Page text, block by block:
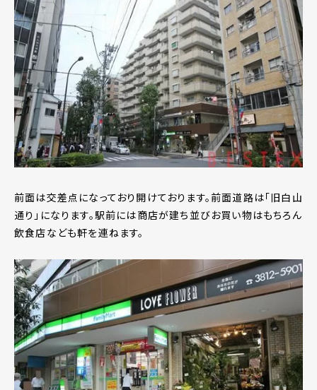
前面は交差点になっており開けております。前面道路は「旧白山
通り」になります。駅前には商店が建ち並びお買い物はもちろん
飲食店なども軒を連ねます。